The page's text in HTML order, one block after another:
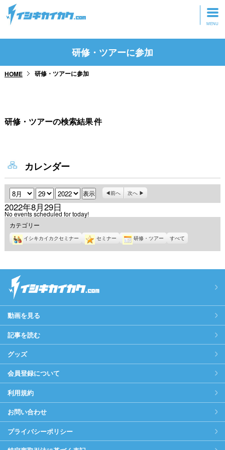
トップページ
研修・ツアーに参加
研修・ツアーに参加
HOME 研修・ツアーに参加
研修・ツアーの検索結果件
カレンダー
月 日 年 前へ 次へ
2022年8月29日
No events scheduled for today!
カテゴリー
イシキカイカクセミナー セミナー 研修・ツアー すべて
動画を見る
記事を読む
グッズ
会員登録について
利用規約
お問い合わせ
プライバシーポリシー